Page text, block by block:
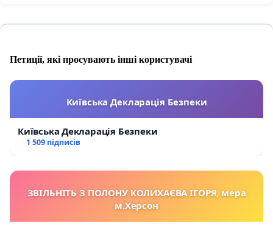
Петиції, які просувають інші користувачі
Київська Декларація Безпеки
Київська Декларація Безпеки
1 509 підписів
ЗВІЛЬНІТЬ З ПОЛОНУ КОЛИХАЄВА ІГОРЯ, мера
м.Херсон